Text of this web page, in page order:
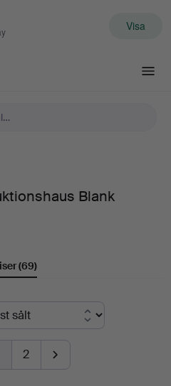
Visa
Blank
(69)
2